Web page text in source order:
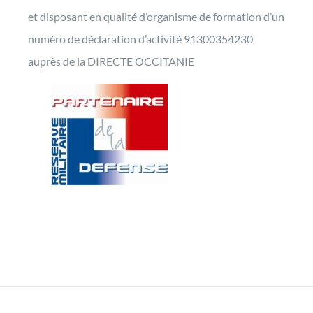
et disposant en qualité d’organisme de formation d’un
numéro de déclaration d’activité 91300354230
auprès de la DIRECTE OCCITANIE